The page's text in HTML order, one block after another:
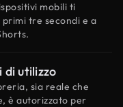
mobili ti
tre secondi e a
utilizzo
sia reale che
è autorizzato per